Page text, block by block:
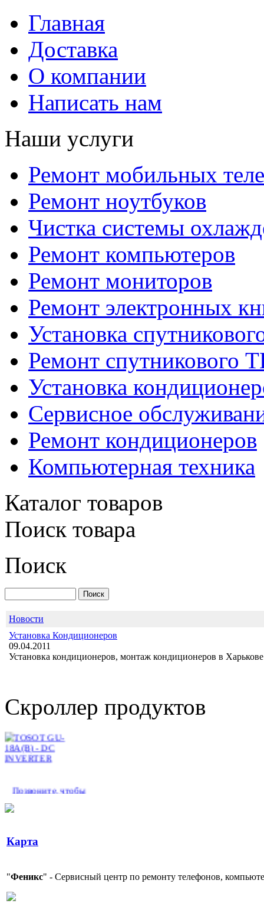
Главная
Доставка
О компании
Написать нам
Наши услуги
Ремонт мобильных
Ремонт ноутбуков
Чистка системы
Ремонт компьютеров
Ремонт мониторов
Ремонт электронных
Установка
Ремонт спутникового
Установка
Сервисное
Ремонт кондиционеров
Компьютерная техника
Каталог товаров
Поиск товара
Поиск
Новости
Установка Кондиционеров
09.04.2011
Установка кондиционеров, монтаж кондиционеров в
Скроллер продуктов
уточнить цену
4.74A 4.8x1.7mm
bullet plug Black
Midea MSV1-07HR
Карта
"Феникс" - Сервисный центр по ремонту телефонов,